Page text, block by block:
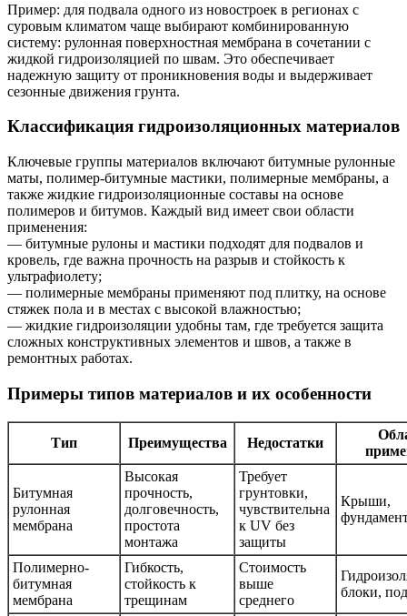
Пример: для подвала одного из новостроек в регионах с
суровым климатом чаще выбирают комбинированную
систему: рулонная поверхностная мембрана в сочетании с
жидкой гидроизоляцией по швам. Это обеспечивает
надежную защиту от проникновения воды и выдерживает
сезонные движения грунта.
Классификация гидроизоляционных материалов
Ключевые группы материалов включают битумные рулонные
маты, полимер-битумные мастики, полимерные мембраны, а
также жидкие гидроизоляционные составы на основе
полимеров и битумов. Каждый вид имеет свои области
применения:
— битумные рулоны и мастики подходят для подвалов и
кровель, где важна прочность на разрыв и стойкость к
ультрафиолету;
— полимерные мембраны применяют под плитку, на основе
стяжек пола и в местах с высокой влажностью;
— жидкие гидроизоляции удобны там, где требуется защита
сложных конструктивных элементов и швов, а также в
ремонтных работах.
Примеры типов материалов и их особенности
Тип Преимущества Недостатки
Битумная
рулонная
мембрана
Высокая
прочность,
долговечность,
простота
монтажа
Требует
грунтовки,
чувствительна
к UV без
защиты
Крыши,
Полимерно-
битумная
мембрана
Гибкость,
стойкость к
трещинам
Стоимость
выше
среднего
блоки,